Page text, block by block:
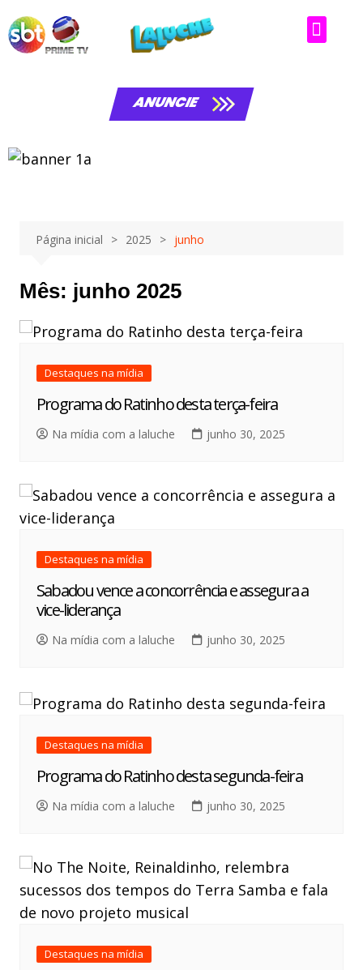
ANUNCIE
Página inicial 2025 junho
Mês: junho 2025
Destaques na mídia
Programa do Ratinho desta terça-feira
Na mídia com a laluche junho 30, 2025
Destaques na mídia
Sabadou vence a concorrência e assegura a
vice-liderança
Na mídia com a laluche junho 30, 2025
Destaques na mídia
Programa do Ratinho desta segunda-feira
Na mídia com a laluche junho 30, 2025
Destaques na mídia